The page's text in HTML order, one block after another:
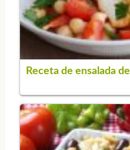
Receta de ensalada